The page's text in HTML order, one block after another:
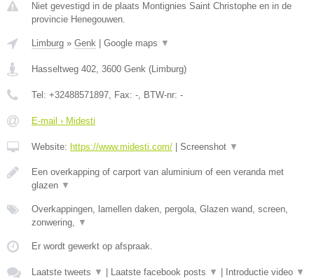
Niet gevestigd in de plaats Montignies Saint Christophe en in de
provincie Henegouwen.
Limburg » Genk Google maps ▼
Hasseltweg 402, 3600 Genk (Limburg)
Tel: +32488571897, Fax: -, BTW-nr: -
E-mail › Midesti
Website: https://www.midesti.com/ Screenshot ▼
Een overkapping of carport van aluminium of een veranda met
glazen ▼
Overkappingen, lamellen daken, pergola, Glazen wand, screen,
zonwering, ▼
Er wordt gewerkt op afspraak.
Laatste tweets ▼ Laatste facebook posts ▼ Introductie video ▼